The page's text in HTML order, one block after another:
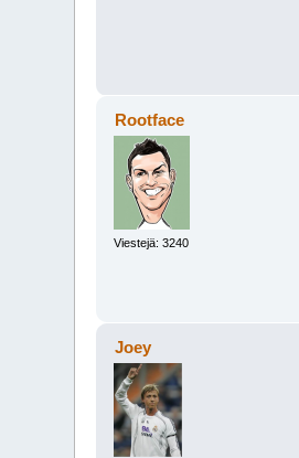
Rootface
Viestejä: 3240
Joey